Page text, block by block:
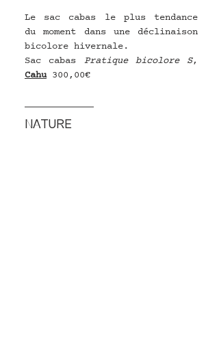
Le sac cabas le plus tendance
du moment dans une déclinaison
bicolore hivernale.
Sac cabas Pratique bicolore S
Cahu 300,00€
NATURE